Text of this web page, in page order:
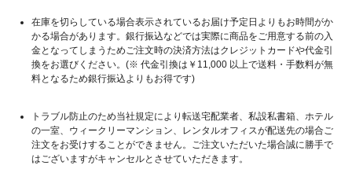
在庫を切らしている場合表示されているお届け予定日よりもお時間がか
かる場合があります。銀行振込などでは実際に商品をご用意する前の入
金となってしまうためご注文時の決済方法はクレジットカードや代金引
換をお選びください。(※ 代金引換は￥11,000 以上で送料・手数料が無
料となるため銀行振込よりもお得です)
トラブル防止のため当社規定により転送宅配業者、私設私書箱、ホテル
の一室、ウィークリーマンション、レンタルオフィスが配送先の場合ご
注文をお受けすることができません。ご注文いただいた場合誠に勝手で
はございますがキャンセルとさせていただきます。